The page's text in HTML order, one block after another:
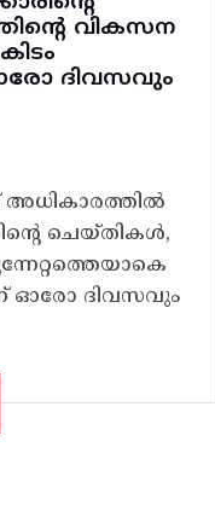
വികസന
ദിവസവും
അധികാരത്തിൽ
ചെയ്‌തികൾ,
ഓരോ ദിവസവും